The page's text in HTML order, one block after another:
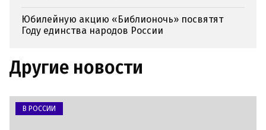
Юбилейную акцию «Библионочь» посвятят
Году единства народов России
Другие новости
В РОССИИ